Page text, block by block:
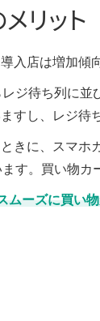
リット
入店は増加
ジ待ち列に
すし、レジ
きに、スマ
す。買い物
ムーズに買い